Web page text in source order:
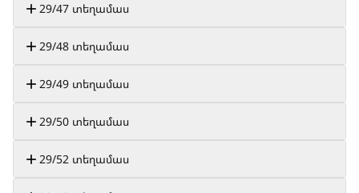
29/47 տեղամաս
29/48 տեղամաս
29/49 տեղամաս
29/50 տեղամաս
29/52 տեղամաս